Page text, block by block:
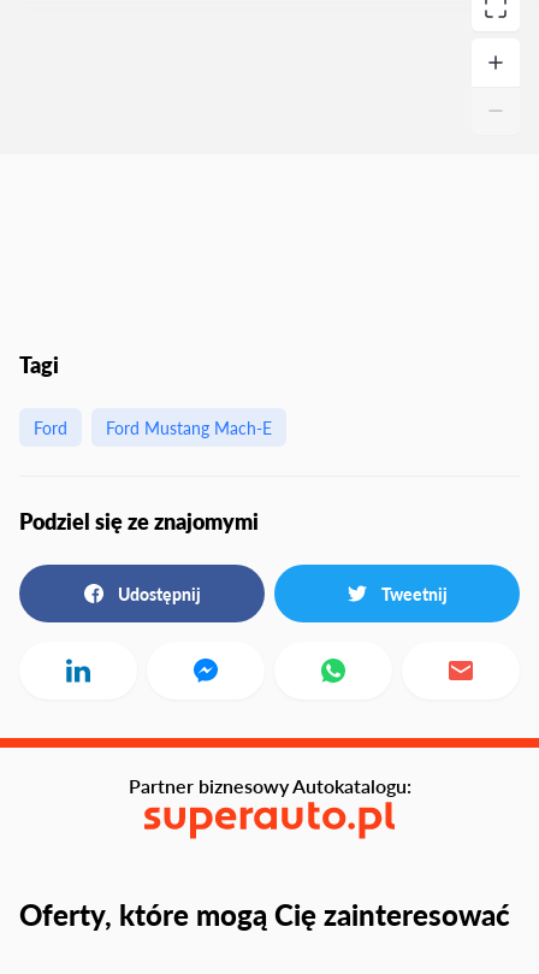
Tagi
Ford Ford Mustang Mach-E
Podziel się ze znajomymi
Udostępnij Tweetnij
Oferty, które mogą Cię zainteresować
Partner biznesowy Autokatalogu: